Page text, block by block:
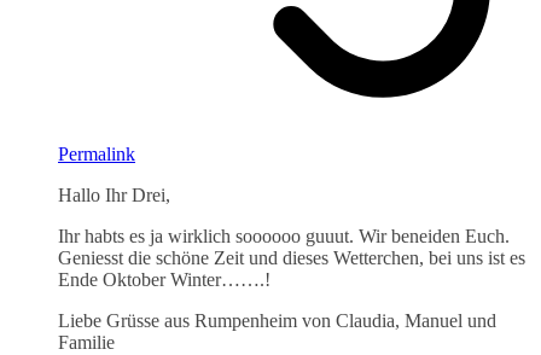
Permalink
Hallo Ihr Drei,
Ihr habts es ja wirklich soooooo guuut. Wir beneiden Euch.
Geniesst die schöne Zeit und dieses Wetterchen, bei uns ist es
Ende Oktober Winter…….!
Liebe Grüsse aus Rumpenheim von Claudia, Manuel und
Familie